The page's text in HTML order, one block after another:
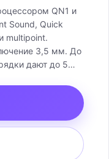
QN1 и
Sound, Quick
multipoint.
3,5 мм. До
дают до 5